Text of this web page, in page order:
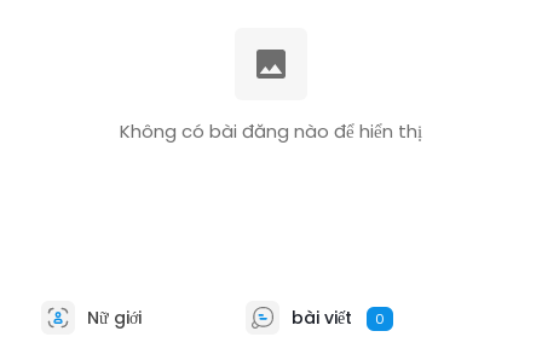
Không có bài đăng nào để hiển thị
Nữ giới bài viết 0